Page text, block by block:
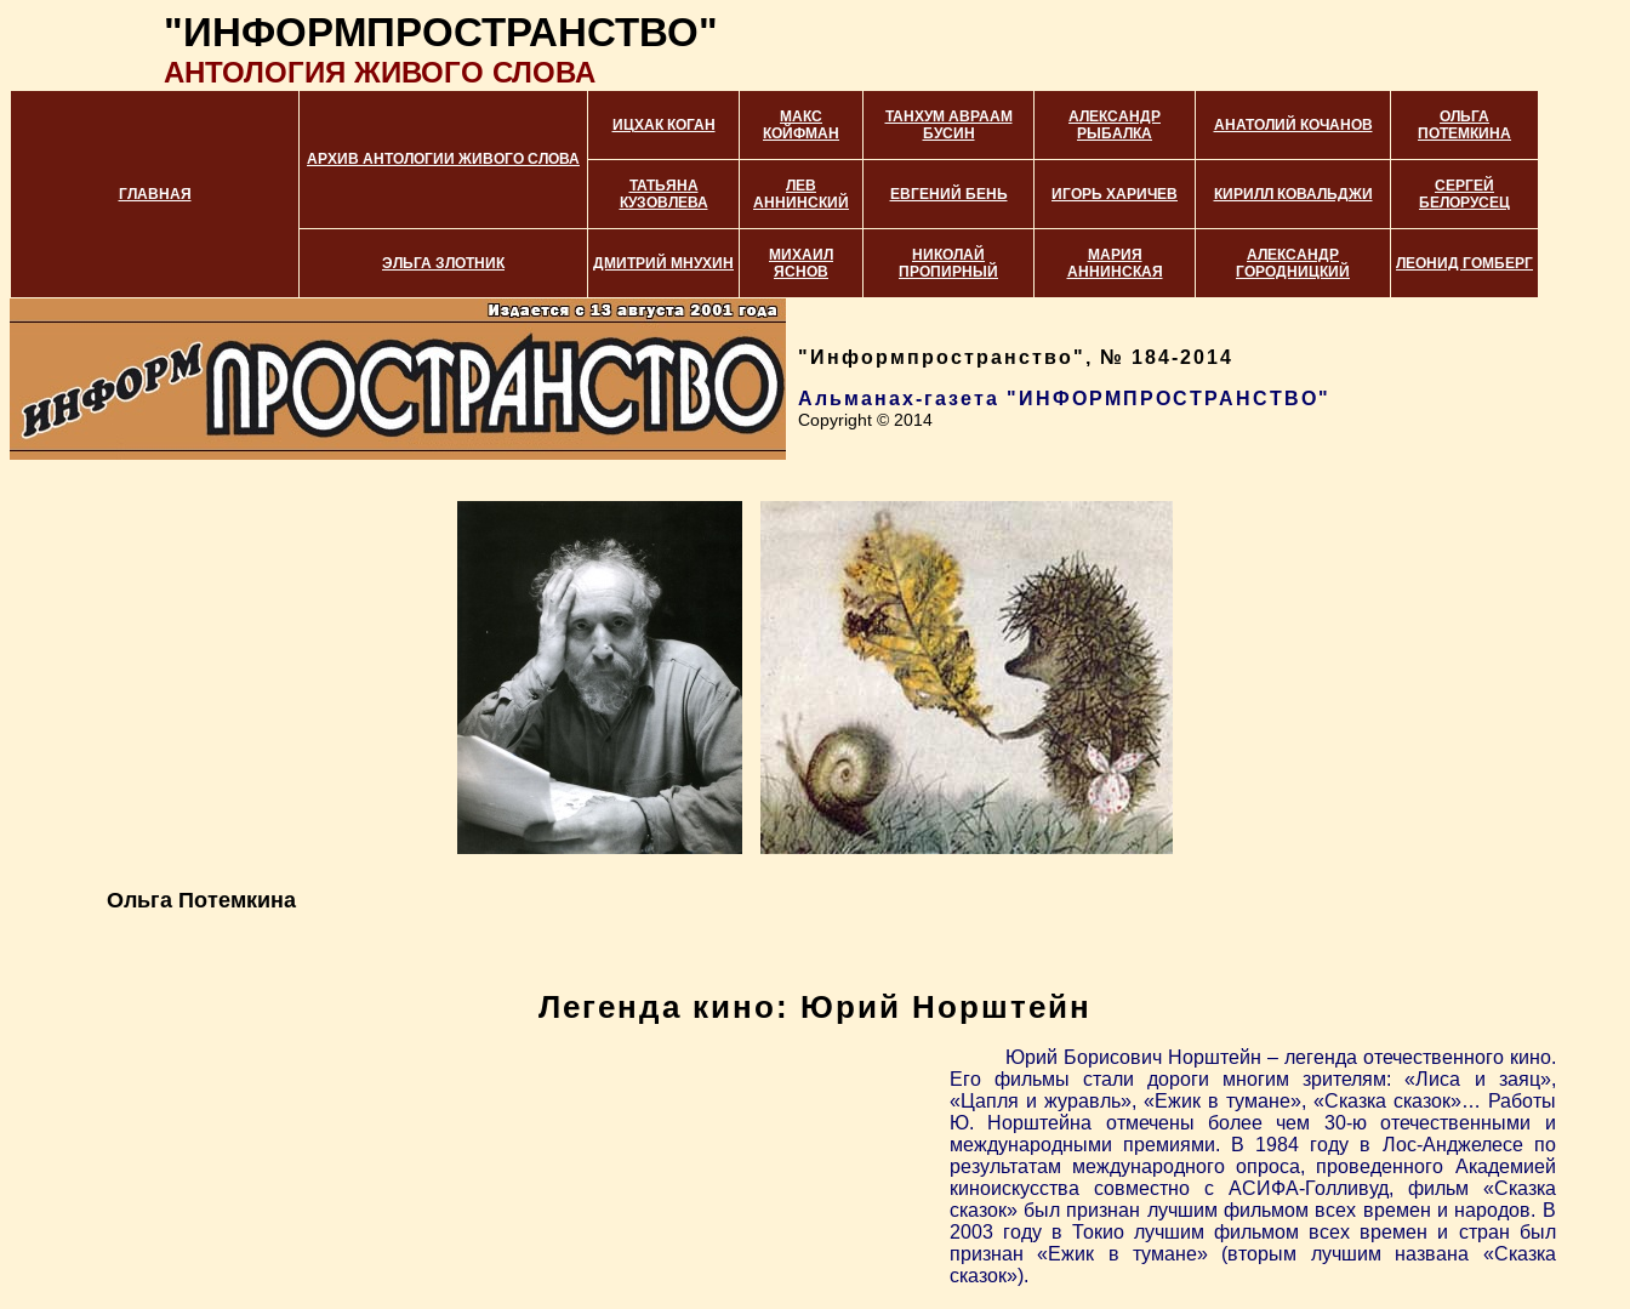
"ИНФОРМПРОСТРАНСТВО"
АНТОЛОГИЯ ЖИВОГО СЛОВА
ГЛАВНАЯ
АРХИВ АНТОЛОГИИ ЖИВОГО СЛОВА
ИЦХАК КОГАН
МАКС
КОЙФМАН
ТАНХУМ АВРААМ
БУСИН
АЛЕКСАНДР
РЫБАЛКА
АНАТОЛИЙ КОЧАНОВ
ОЛЬГА
ПОТЕМКИНА
ТАТЬЯНА
КУЗОВЛЕВА
ЛЕВ
АННИНСКИЙ
ЕВГЕНИЙ БЕНЬ ИГОРЬ ХАРИЧЕВ КИРИЛЛ КОВАЛЬДЖИ
СЕРГЕЙ
БЕЛОРУСЕЦ
ЭЛЬГА ЗЛОТНИК ДМИТРИЙ МНУХИН
МИХАИЛ
ЯСНОВ
НИКОЛАЙ
ПРОПИРНЫЙ
МАРИЯ
АННИНСКАЯ
АЛЕКСАНДР
ГОРОДНИЦКИЙ
ЛЕОНИД ГОМБЕРГ
"Информпространство", № 184-2014
Альманах-газета "ИНФОРМПРОСТРАНСТВО"
Copyright © 2014
Ольга Потемкина
Легенда кино: Юрий Норштейн
Юрий Борисович Норштейн – легенда отечественного кино.
Его фильмы стали дороги многим зрителям: «Лиса и заяц»,
«Цапля и журавль», «Ежик в тумане», «Сказка сказок»… Работы
Ю. Норштейна отмечены более чем 30-ю отечественными и
международными премиями. В 1984 году в Лос-Анджелесе по
результатам международного опроса, проведенного Академией
киноискусства совместно с АСИФА-Голливуд, фильм «Сказка
сказок» был признан лучшим фильмом всех времен и народов. В
2003 году в Токио лучшим фильмом всех времен и стран был
признан «Ежик в тумане» (вторым лучшим названа «Сказка
сказок»).